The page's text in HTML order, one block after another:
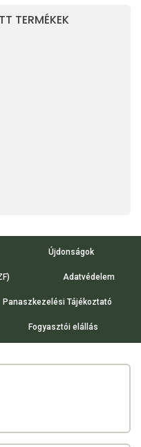
TERMÉKEK
Újdonságok
Adatvédelem
Panaszkezelési Tájékoztató
Fogyasztói elállás